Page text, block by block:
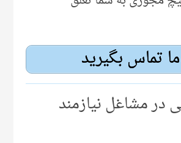
ما تماس بگیرید
در مشاغل نیازمند